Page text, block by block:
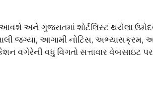
અને ગુજરાતમાં શોર્ટલિસ્ટ થયેલા
જગ્યા, આગામી નોટિસ, અભ્યાસક્રમ,
વગેરેની વધુ વિગતો સત્તાવાર વેબસાઇટ પર